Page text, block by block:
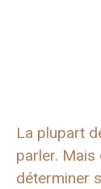
La plupart
parler.
déterminer